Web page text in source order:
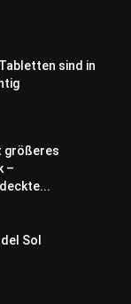
sind in
größeres
–
Sol